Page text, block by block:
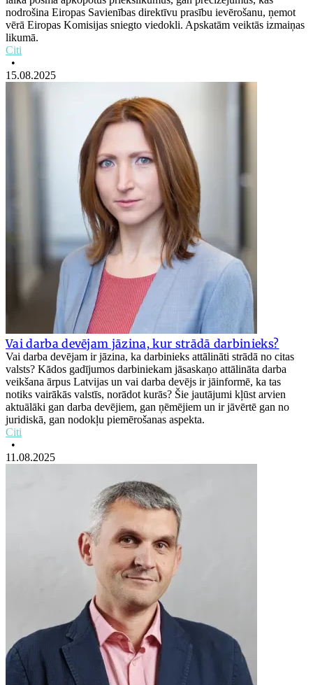
nodrošina Eiropas Savienības direktīvu prasību ievērošanu, ņemot
vērā Eiropas Komisijas sniegto viedokli. Apskatām veiktās izmaiņas
likumā.
Citi
•
15.08.2025
Vai darba devējam jāzina, kur strādā darbinieks?
Vai darba devējam ir jāzina, ka darbinieks attālināti strādā no citas
valsts? Kādos gadījumos darbiniekam jāsaskaņo attālināta darba
veikšana ārpus Latvijas un vai darba devējs ir jāinformē, ka tas
notiks vairākās valstīs, norādot kurās? Šie jautājumi kļūst arvien
aktuālāki gan darba devējiem, gan ņēmējiem un ir jāvērtē gan no
juridiskā, gan nodokļu piemērošanas aspekta.
Citi
•
11.08.2025